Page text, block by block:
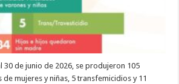
AÑO
30 de junio de 2026, se produjeron 105
mujeres y niñas, 5 transfemicidios y 11